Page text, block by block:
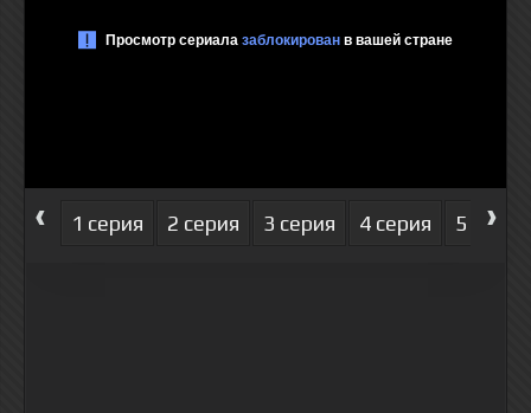
‹ 1 серия 2 серия 3 серия 4 серия 5 серия
›